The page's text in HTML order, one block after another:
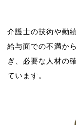
介護士の技術や勤
給与面での不満か
ぎ、必要な人材の
ています。